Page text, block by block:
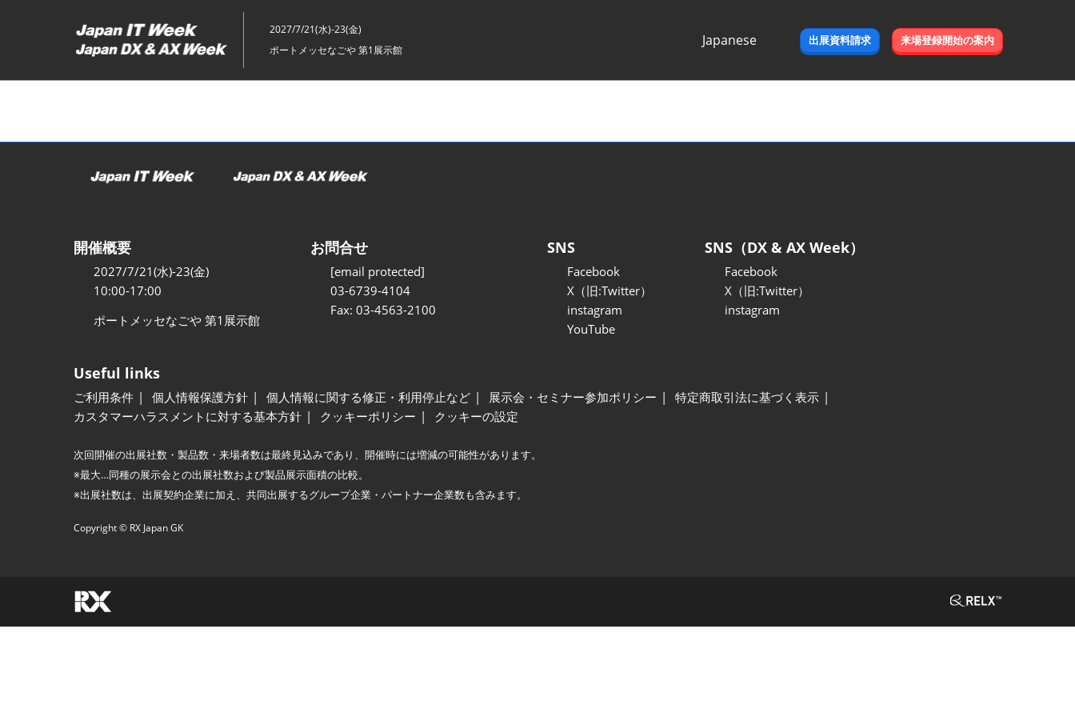
キ
ッ
2027/7/21(水)-23(金)
ポートメッセなごや 第1展示館
Japanese
出展資料請求 来場登録開始の案内
開催概要
2027/7/21(水)-23(金)
10:00-17:00
ポートメッセなごや 第1展示館
お問合せ
[email protected]
03-6739-4104
Fax: 03-4563-2100
SNS
Facebook
X（旧:Twitter）
instagram
YouTube
SNS（DX & AX Week）
Facebook
X（旧:Twitter）
instagram
Useful links
ご利用条件 個人情報保護方針 個人情報に関する修正・利用停止など 展示会・セミナー参加ポリシー
特定商取引法に基づく表示
カスタマーハラスメントに対する基本方針
クッキーポリシー クッキーの設定
次回開催の出展社数・製品数・来場者数は最終見込みであり、開催時には増減の可能性があります。
※最大…同種の展示会との出展社数および製品展示面積の比較。
※出展社数は、出展契約企業に加え、共同出展するグループ企業・パートナー企業数も含みます。
Copyright © RX Japan GK